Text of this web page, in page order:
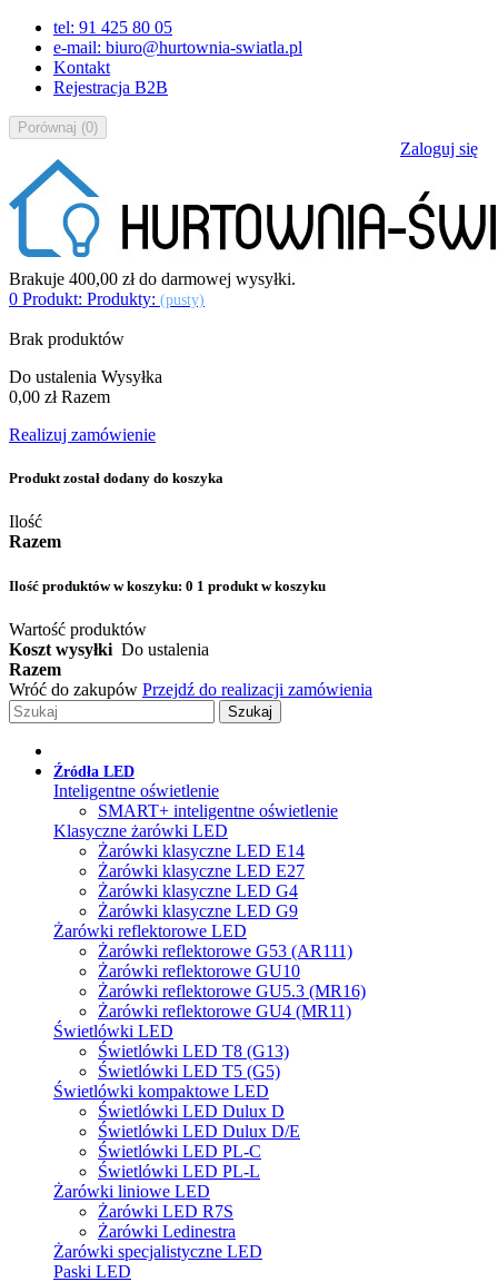
tel: 91 425 80 05
e-mail: biuro@hurtownia-swiatla.pl
Kontakt
Rejestracja B2B
Porównaj (0)
Zaloguj się
Brakuje 400,00 złdo darmowej wysyłki.
0 Produkt: Produkty: (pusty)
Brak produktów
Do ustalenia Wysyłka
0,00 zł Razem
Realizuj zamówienie
Produkt został dodany do koszyka
Ilość
Razem
Ilość produktów w koszyku: 0 1 produkt w koszyku
Wartość produktów
Koszt wysyłki Do ustalenia
Razem
Wróć do zakupów Przejdź do realizacji zamówienia
Szukaj
Źródła LED
Inteligentne oświetlenie
SMART+ inteligentne oświetlenie
Klasyczne żarówki LED
Żarówki klasyczne LED E14
Żarówki klasyczne LED E27
Żarówki klasyczne LED G4
Żarówki klasyczne LED G9
Żarówki reflektorowe LED
Żarówki reflektorowe G53 (AR111)
Żarówki reflektorowe GU10
Żarówki reflektorowe GU5.3 (MR16)
Żarówki reflektorowe GU4 (MR11)
Świetlówki LED
Świetlówki LED T8 (G13)
Świetlówki LED T5 (G5)
Świetlówki kompaktowe LED
Świetlówki LED Dulux D
Świetlówki LED Dulux D/E
Świetlówki LED PL-C
Świetlówki LED PL-L
Żarówki liniowe LED
Żarówki LED R7S
Żarówki Ledinestra
Żarówki specjalistyczne LED
Paski LED